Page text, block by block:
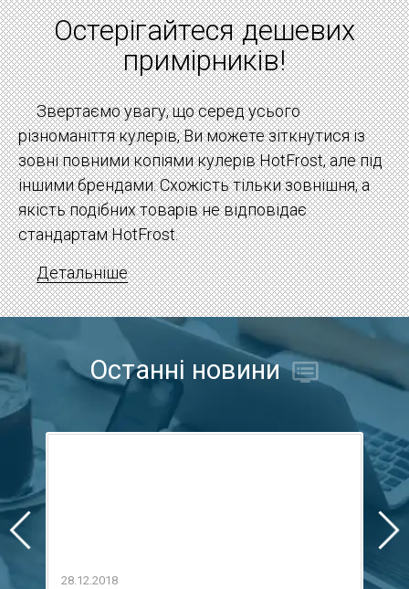
Докладніше
Остерігайтеся дешевих
примірників!
Звертаємо увагу, що серед усього
різноманіття кулерів, Ви можете зіткнутися із
зовні повними копіями кулерів HotFrost, але під
іншими брендами. Схожість тільки зовнішня, а
якість подібних товарів не відповідає
стандартам HotFrost.
Детальніше
Останні новини
28.12.2018